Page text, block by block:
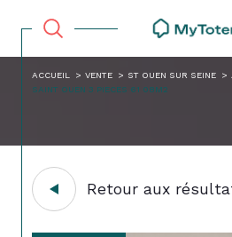
ACCUEIL VENTE ST OUEN SUR SEINE
SAINT OUEN 3 PIECES 61 08M2
Retour aux